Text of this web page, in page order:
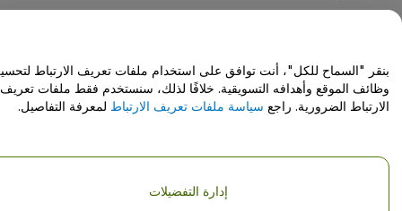
مركز المساعدة / اتصل بنا
حقوق النشر © شركة فياجوجو المحدودة 2026
تفاصيل الشركة
بنقر "السماح للكل"، أنت توافق على استخدام ملفات تعريف الارتباط
وظائف الموقع وأهدافه التسويقية. خلافًا لذلك، سنستخدم فقط ملفات تعريف
الارتباط الضرورية. راجع سياسة ملفات تعريف الارتباط لمعرفة التفاصيل.
إدارة التفضيلات